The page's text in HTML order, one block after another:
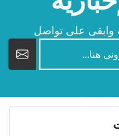
وابقى على تواصل